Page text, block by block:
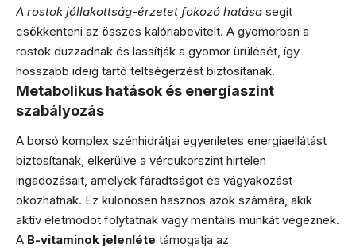
A rostok jóllakottság-érzetet fokozó hatása segít
csökkenteni az összes kalóriabevitelt. A gyomorban a
rostok duzzadnak és lassítják a gyomor ürülését, így
hosszabb ideig tartó teltségérzést biztosítanak.
Metabolikus hatások és energiaszint
szabályozás
A borsó komplex szénhidrátjai egyenletes energiaellátást
biztosítanak, elkerülve a vércukorszint hirtelen
ingadozásait, amelyek fáradtságot és vágyakozást
okozhatnak. Ez különösen hasznos azok számára, akik
aktív életmódot folytatnak vagy mentális munkát végeznek.
A B-vitaminok jelenléte támogatja az